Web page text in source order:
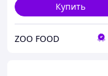
Купить
ZOO FOOD